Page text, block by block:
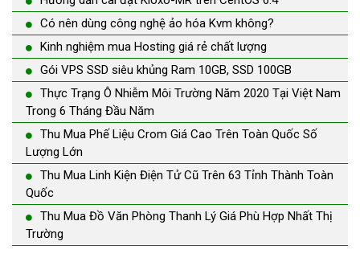
Có nên dùng công nghệ ảo hóa Kvm không?
Kinh nghiệm mua Hosting giá rẻ chất lượng
Gói VPS SSD siêu khủng Ram 10GB, SSD 100GB
Thực Trạng Ô Nhiễm Môi Trường Năm 2020 Tại Việt Nam
Trong 6 Tháng Đầu Năm
Thu Mua Phế Liệu Crom Giá Cao Trên Toàn Quốc Số
Lượng Lớn
Thu Mua Linh Kiện Điện Tử Cũ Trên 63 Tỉnh Thành Toàn
Quốc
Thu Mua Đồ Văn Phòng Thanh Lý Giá Phù Hợp Nhất Thị
Trường